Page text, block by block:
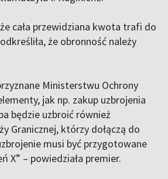
cała przewidziana kwota trafi do
że obronność należy
Ministerstwu Ochrony
jak np. zakup uzbrojenia
będzie uzbroić również
Granicznej, którzy dołączą do
musi być przygotowane
X” – powiedziała premier.